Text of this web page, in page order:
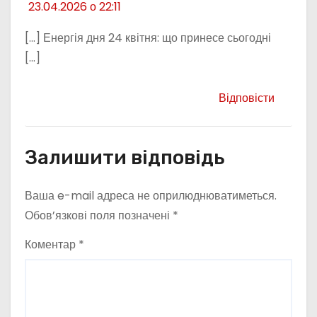
23.04.2026 о 22:11
[…] Енергія дня 24 квітня: що принесе сьогодні
[…]
Відповісти
Залишити відповідь
Ваша e-mail адреса не оприлюднюватиметься.
Обов’язкові поля позначені *
Коментар *